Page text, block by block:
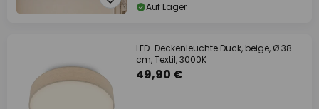
Auf Lager
LED-Deckenleuchte Duck, beige, Ø 38
cm, Textil, 3000K
49,90 €